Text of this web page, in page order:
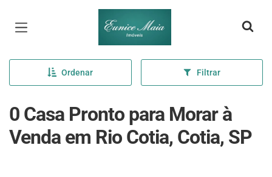
Página inicial
Ordenar Filtrar
0 Casa Pronto para Morar à
Venda em Rio Cotia, Cotia, SP